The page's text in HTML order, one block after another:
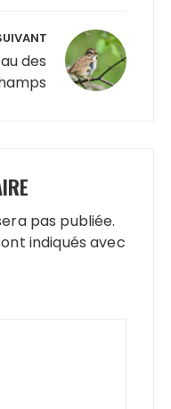
des
pas publiée.
indiqués avec